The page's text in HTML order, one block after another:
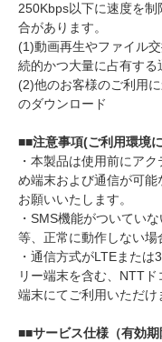
250Kbps以下に速度を
合があります。
(1)動画再生やファイル
続的かつ大量に占有す
(2)他のお客様のご利用
のダウンロード
■■注意事項(ご利用環境
・本製品は使用前にア
め端末および通信が可能
お願いいたします。
・SMS機能がついてい
等、正常に動作しない場
・通信方式がLTEまた
リー端末を含む、NTT
端末にてご利用いただけ
■■サービス仕様（有効